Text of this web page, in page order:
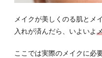
メイクが美しくのる肌とメ
入れが済んだら、いよいよ
ここでは実際のメイクに必